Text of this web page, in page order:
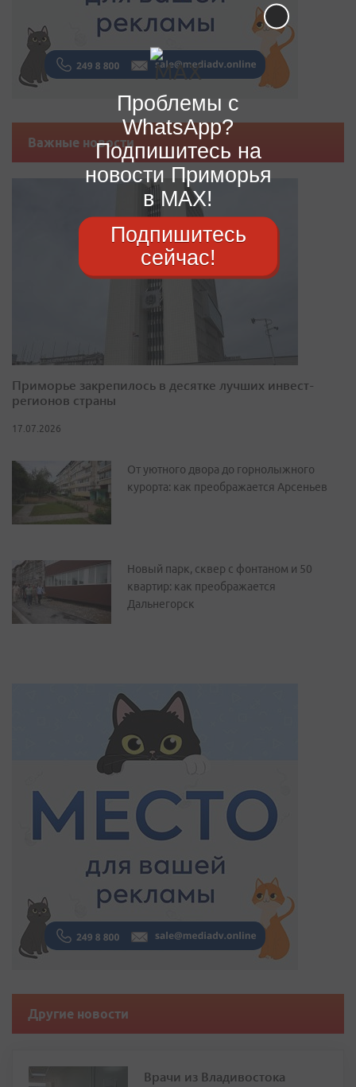
Важные новости
Приморье закрепилось в десятке лучших инвест-
регионов страны
17.07.2026
От уютного двора до горнолыжного
курорта: как преображается Арсеньев
Новый парк, сквер с фонтаном и 50
квартир: как преображается
Дальнегорск
Другие новости
Врачи из Владивостока
Проблемы с
WhatsApp?
Подпишитесь на
новости Приморья
в MAX!
Подпишитесь
сейчас!